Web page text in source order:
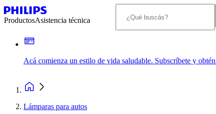
ProductosAsistencia técnica
Acá comienza un estilo de vida saludable. Subscríbete y
Lámparas para autos